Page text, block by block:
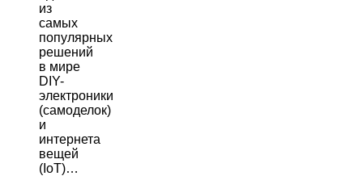
из
самых
популярных
решений
в мире
DIY-
электроники
(самоделок)
и
интернета
вещей
(IoT)…